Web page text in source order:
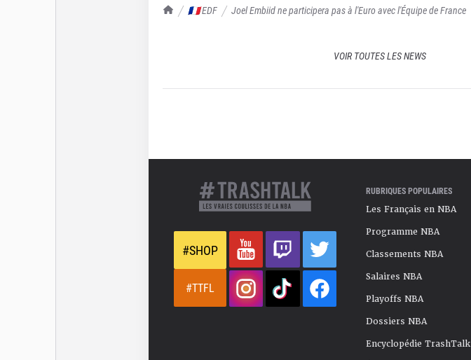
TrashTalk Actu NBA
🇫🇷 EDF Joel Embiid ne participera pas à l'Euro avec l'Équipe de France
VOIR TOUTES LES NEWS
#SHOP
#TTFL
RUBRIQUES POPULAIRES
Les Français en NBA
Programme NBA
Classements NBA
Salaires NBA
Playoffs NBA
Dossiers NBA
Encyclopédie TrashTalk